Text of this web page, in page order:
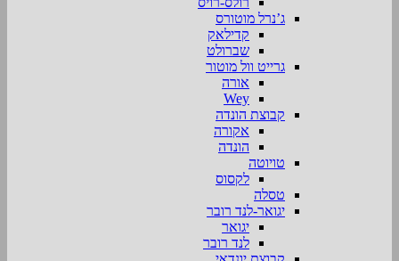
ג’נרל מוטורס
קדילאק
שברולט
גרייט וול מוטור
אורה
Wey
קבוצת הונדה
אקורה
הונדה
טויוטה
לקסוס
טסלה
יגואר-לנד רובר
יגואר
לנד רובר